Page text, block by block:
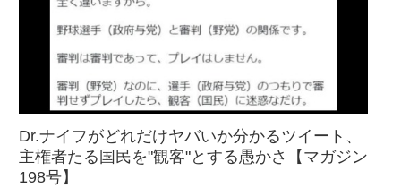
Dr.ナイフがどれだけヤバいか分かるツイート、
主権者たる国民を"観客"とする愚かさ【マガジン
198号】